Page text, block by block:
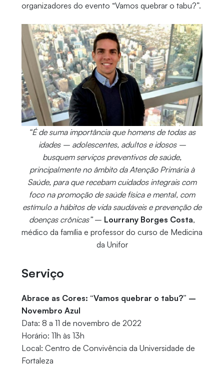
organizadores do evento “Vamos quebrar o tabu?”.
“É de suma importância que homens de todas as
idades – adolescentes, adultos e idosos –
busquem serviços preventivos de saúde,
principalmente no âmbito da Atenção Primária à
Saúde, para que recebam cuidados integrais com
foco na promoção de saúde física e mental, com
estímulo a hábitos de vida saudáveis e prevenção de
doenças crônicas”– Lourrany Borges Costa,
médico da família e professor do curso de Medicina
da Unifor
Serviço
Abrace as Cores: “Vamos quebrar o tabu?” –
Novembro Azul
Data: 8 a 11 de novembro de 2022
Horário: 11h às 13h
Local: Centro de Convivência da Universidade de
Fortaleza